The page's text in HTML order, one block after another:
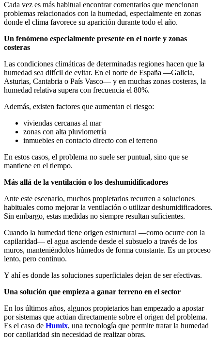
Cada vez es más habitual encontrar comentarios que mencionan
problemas relacionados con la humedad, especialmente en zonas
donde el clima favorece su aparición durante todo el año.
Un fenómeno especialmente presente en el norte y zonas
costeras
Las condiciones climáticas de determinadas regiones hacen que la
humedad sea difícil de evitar. En el norte de España —Galicia,
Asturias, Cantabria o País Vasco— y en muchas zonas costeras, la
humedad relativa supera con frecuencia el 80%.
Además, existen factores que aumentan el riesgo:
viviendas cercanas al mar
zonas con alta pluviometría
inmuebles en contacto directo con el terreno
En estos casos, el problema no suele ser puntual, sino que se
mantiene en el tiempo.
Más allá de la ventilación o los deshumidificadores
Ante este escenario, muchos propietarios recurren a soluciones
habituales como mejorar la ventilación o utilizar deshumidificadores.
Sin embargo, estas medidas no siempre resultan suficientes.
Cuando la humedad tiene origen estructural —como ocurre con la
capilaridad— el agua asciende desde el subsuelo a través de los
muros, manteniéndolos húmedos de forma constante. Es un proceso
lento, pero continuo.
Y ahí es donde las soluciones superficiales dejan de ser efectivas.
Una solución que empieza a ganar terreno en el sector
En los últimos años, algunos propietarios han empezado a apostar
por sistemas que actúan directamente sobre el origen del problema.
Es el caso de Humix, una tecnología que permite tratar la humedad
por capilaridad sin necesidad de realizar obras.